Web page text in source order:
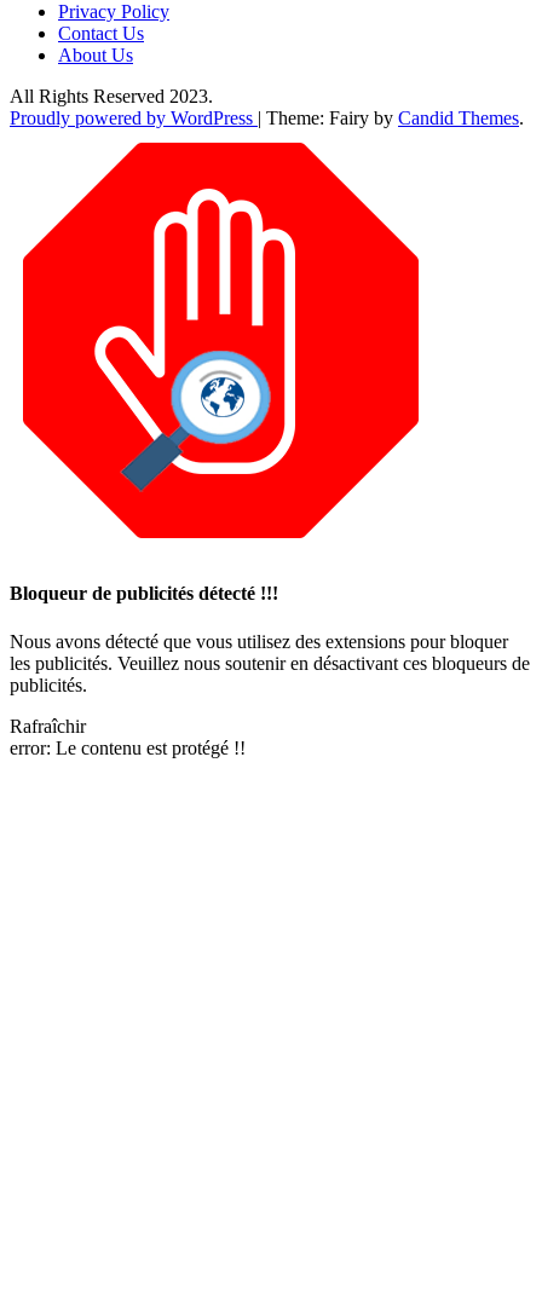
Privacy Policy
Contact Us
About Us
All Rights Reserved 2023.
Proudly powered by WordPress | Theme: Fairy by Candid Themes.
Bloqueur de publicités détecté !!!
Nous avons détecté que vous utilisez des extensions pour bloquer
les publicités. Veuillez nous soutenir en désactivant ces bloqueurs de
publicités.
Rafraîchir
error: Le contenu est protégé !!